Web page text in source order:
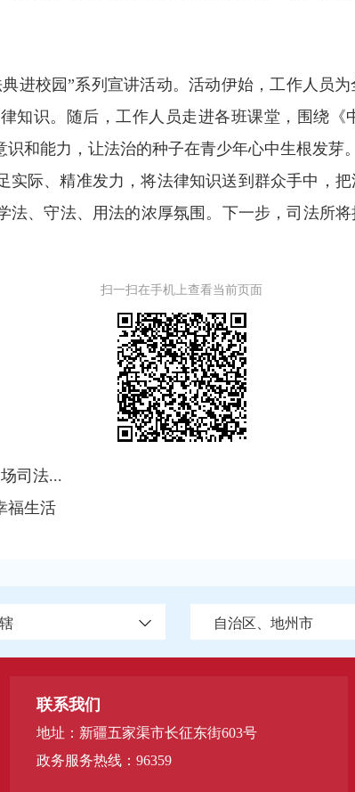
进校园”系列宣讲活动。活动伊始，工作人员
知识。随后，工作人员走进各班课堂，围绕
和能力，让法治的种子在青少年心中生根发芽。
实际、精准发力，将法律知识送到群众手中，
法、守法、用法的浓厚氛围。下一步，司法所
扫一扫在手机上查看当前页面
司法...
福生活
自治区、地州市
联系我们
地址：新疆五家渠市长征东街603号
政务服务热线：96359